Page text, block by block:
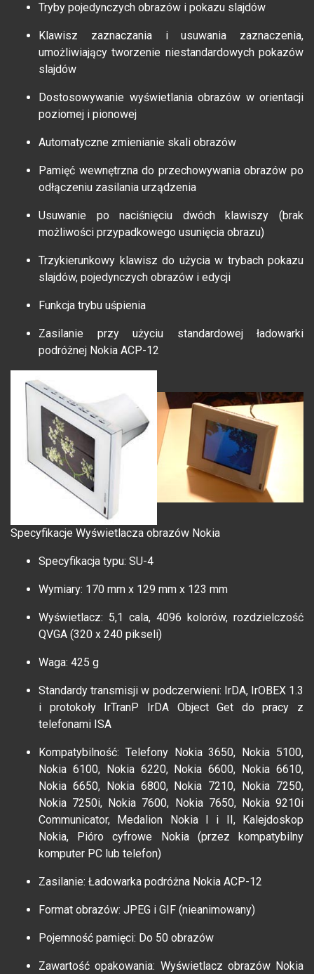
Tryby pojedynczych obrazów i pokazu slajdów
Klawisz zaznaczania i usuwania zaznaczenia,
umożliwiający tworzenie niestandardowych pokazów
slajdów
Dostosowywanie wyświetlania obrazów w orientacji
poziomej i pionowej
Automatyczne zmienianie skali obrazów
Pamięć wewnętrzna do przechowywania obrazów po
odłączeniu zasilania urządzenia
Usuwanie po naciśnięciu dwóch klawiszy (brak
możliwości przypadkowego usunięcia obrazu)
Trzykierunkowy klawisz do użycia w trybach pokazu
slajdów, pojedynczych obrazów i edycji
Funkcja trybu uśpienia
Zasilanie przy użyciu standardowej ładowarki
podróżnej Nokia ACP-12
Specyfikacje Wyświetlacza obrazów Nokia
Specyfikacja typu: SU-4
Wymiary: 170 mm x 129 mm x 123 mm
Wyświetlacz: 5,1 cala, 4096 kolorów, rozdzielczość
QVGA (320 x 240 pikseli)
Waga: 425 g
Standardy transmisji w podczerwieni: IrDA, IrOBEX 1.3
i protokoły IrTranP IrDA Object Get do pracy z
telefonami ISA
Kompatybilność: Telefony Nokia 3650, Nokia 5100,
Nokia 6100, Nokia 6220, Nokia 6600, Nokia 6610,
Nokia 6650, Nokia 6800, Nokia 7210, Nokia 7250,
Nokia 7250i, Nokia 7600, Nokia 7650, Nokia 9210i
Communicator, Medalion Nokia I i II, Kalejdoskop
Nokia, Pióro cyfrowe Nokia (przez kompatybilny
komputer PC lub telefon)
Zasilanie: Ładowarka podróżna Nokia ACP-12
Format obrazów: JPEG i GIF (nieanimowany)
Pojemność pamięci: Do 50 obrazów
Zawartość opakowania: Wyświetlacz obrazów Nokia